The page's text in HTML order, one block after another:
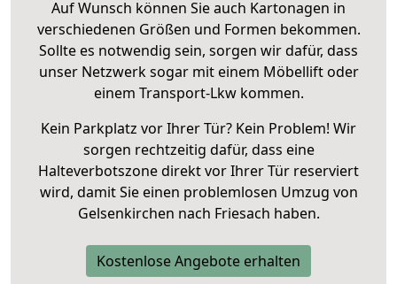
Auf Wunsch können Sie auch Kartonagen in
verschiedenen Größen und Formen bekommen.
Sollte es notwendig sein, sorgen wir dafür, dass
unser Netzwerk sogar mit einem Möbellift oder
einem Transport-Lkw kommen.
Kein Parkplatz vor Ihrer Tür? Kein Problem! Wir
sorgen rechtzeitig dafür, dass eine
Halteverbotszone direkt vor Ihrer Tür reserviert
wird, damit Sie einen problemlosen Umzug von
Gelsenkirchen nach Friesach haben.
Kostenlose Angebote erhalten